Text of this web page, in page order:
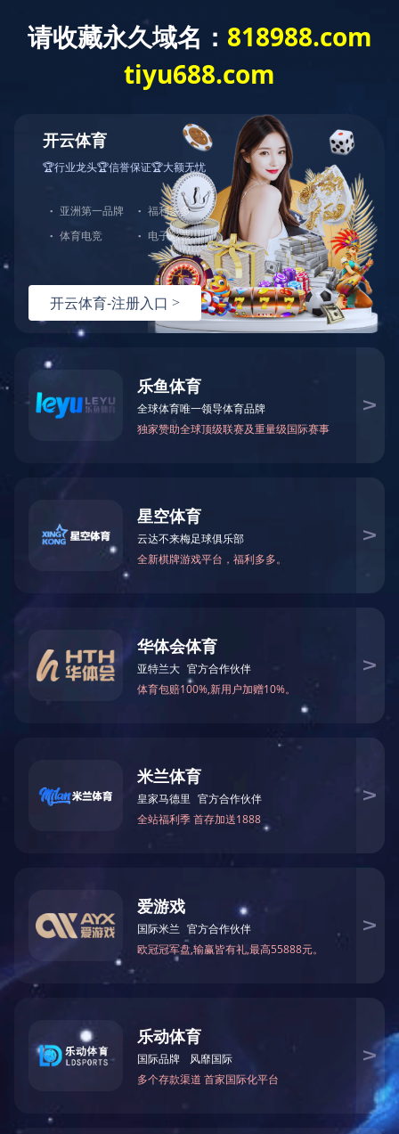
首 页 关于我们 产品展示
产品直通车>>> LED点光源 LED洗墙灯 LED线形灯 LED射灯 LED投光灯